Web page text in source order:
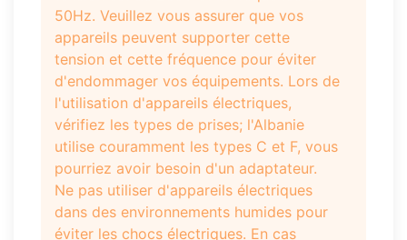
50Hz. Veuillez vous assurer que vos
appareils peuvent supporter cette
tension et cette fréquence pour éviter
d'endommager vos équipements. Lors de
l'utilisation d'appareils électriques,
vérifiez les types de prises; l'Albanie
utilise couramment les types C et F, vous
pourriez avoir besoin d'un adaptateur.
Ne pas utiliser d'appareils électriques
dans des environnements humides pour
éviter les chocs électriques. En cas